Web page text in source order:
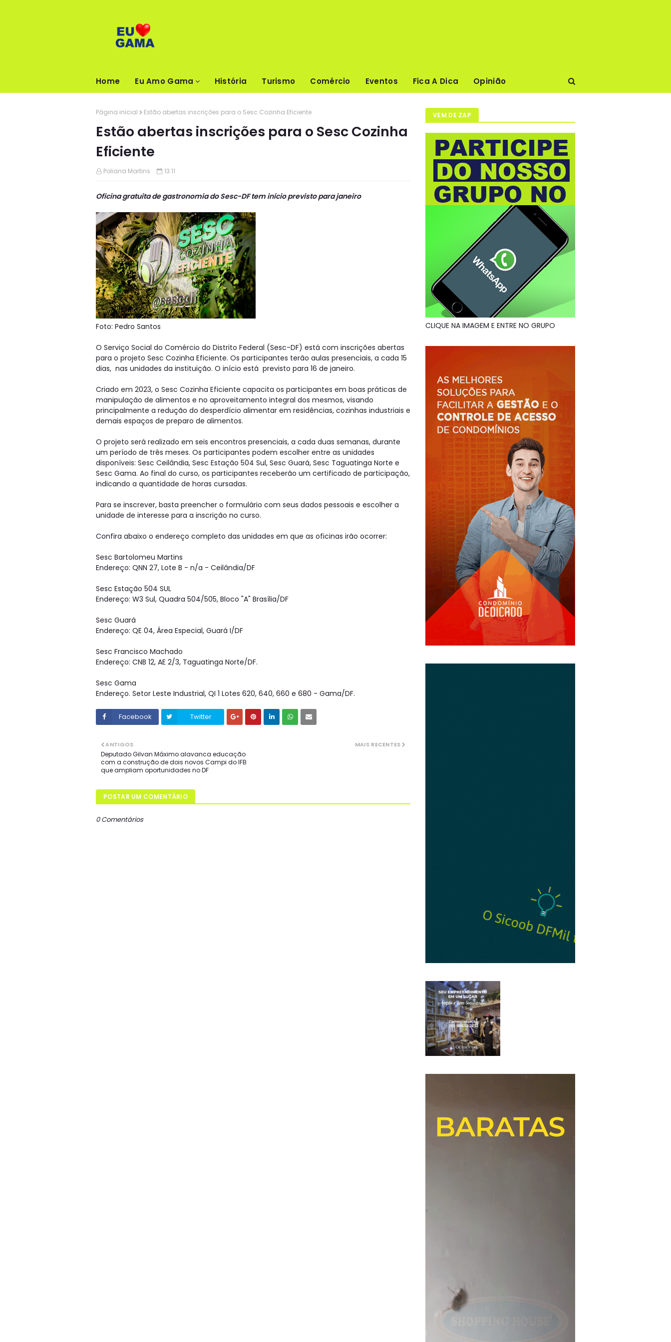
Home Eu Amo Gama História Turismo Comércio Eventos Fica A Dica Opinião
Página inicial Estão abertas inscrições para o Sesc Cozinha Eficiente
Estão abertas inscrições para o Sesc Cozinha
Eficiente
Poliana Martins 13:11
Oficina gratuita de gastronomia do Sesc-DF tem início previsto para janeiro
Foto: Pedro Santos
O Serviço Social do Comércio do Distrito Federal (Sesc-DF) está com inscrições abertas
para o projeto Sesc Cozinha Eficiente. Os participantes terão aulas presenciais, a cada 15
dias, nas unidades da instituição. O início está previsto para 16 de janeiro.
Criado em 2023, o Sesc Cozinha Eficiente capacita os participantes em boas práticas de
manipulação de alimentos e no aproveitamento integral dos mesmos, visando
principalmente a redução do desperdício alimentar em residências, cozinhas industriais e
demais espaços de preparo de alimentos.
O projeto será realizado em seis encontros presenciais, a cada duas semanas, durante
um período de três meses. Os participantes podem escolher entre as unidades
disponíveis: Sesc Ceilândia, Sesc Estação 504 Sul, Sesc Guará, Sesc Taguatinga Norte e
Sesc Gama. Ao final do curso, os participantes receberão um certificado de participação,
indicando a quantidade de horas cursadas.
Para se inscrever, basta preencher o formulário com seus dados pessoais e escolher a
unidade de interesse para a inscrição no curso.
Confira abaixo o endereço completo das unidades em que as oficinas irão ocorrer:
Sesc Bartolomeu Martins
Endereço: QNN 27, Lote B - n/a - Ceilândia/DF
Sesc Estação 504 SUL
Endereço: W3 Sul, Quadra 504/505, Bloco "A" Brasília/DF
Sesc Guará
Endereço: QE 04, Área Especial, Guará I/DF
Sesc Francisco Machado
Endereço: CNB 12, AE 2/3, Taguatinga Norte/DF.
Sesc Gama
Endereço. Setor Leste Industrial, QI 1 Lotes 620, 640, 660 e 680 - Gama/DF.
Facebook Twitter
MAIS RECENTES
ANTIGOS
Deputado Gilvan Máximo alavanca educação
com a construção de dois novos Campi do IFB
que ampliam oportunidades no DF
POSTAR UM COMENTÁRIO
0 Comentários
VEM DE ZAP
CLIQUE NA IMAGEM E ENTRE NO GRUPO